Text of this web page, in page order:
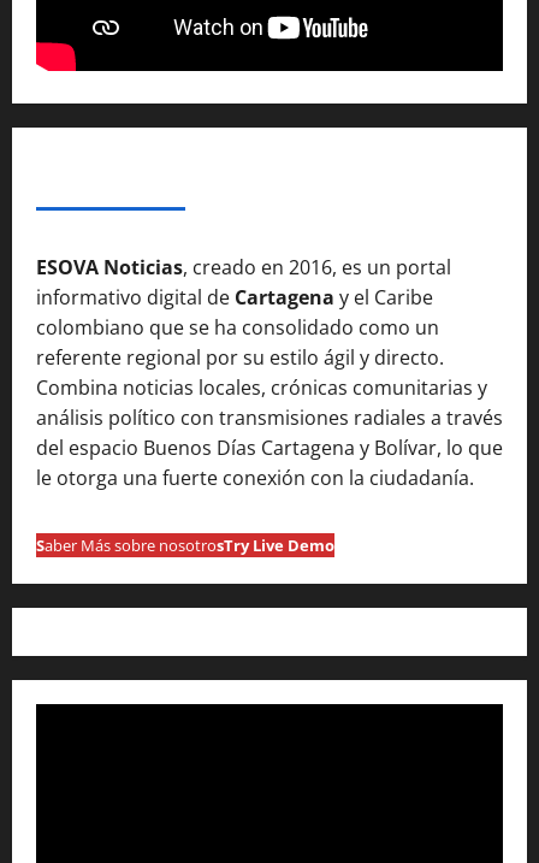
ESOVA Noticias, creado en 2016, es un portal
informativo digital de Cartagena y el Caribe
colombiano que se ha consolidado como un
referente regional por su estilo ágil y directo.
Combina noticias locales, crónicas comunitarias y
análisis político con transmisiones radiales a través
del espacio Buenos Días Cartagena y Bolívar, lo que
le otorga una fuerte conexión con la ciudadanía.
Saber Más sobre nosotrosTry Live Demo